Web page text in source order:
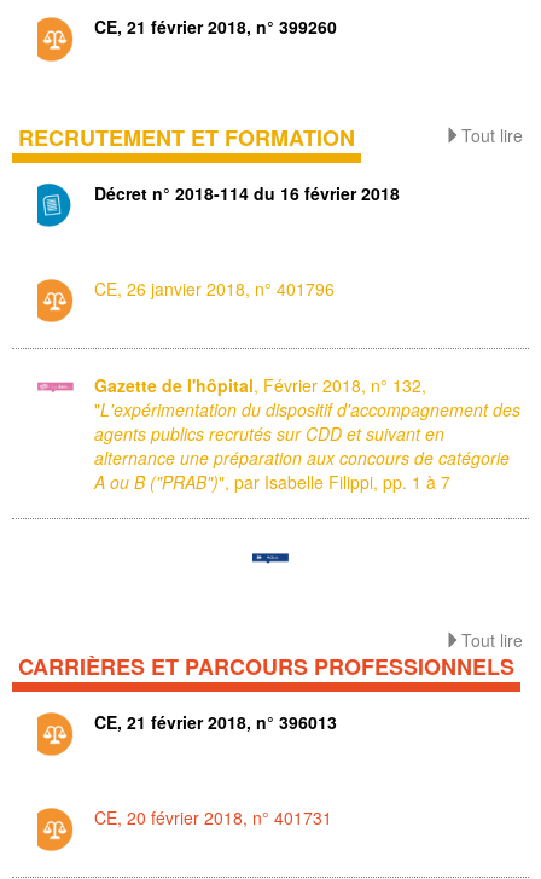
CE, 21 février 2018, n° 399260
Tout lire
RECRUTEMENT ET FORMATION
Décret n° 2018-114 du 16 février 2018
CE, 26 janvier 2018, n° 401796
Gazette de l'hôpital, Février 2018, n° 132,
"L'expérimentation du dispositif d'accompagnement des
agents publics recrutés sur CDD et suivant en
alternance une préparation aux concours de catégorie
A ou B ("PRAB")", par Isabelle Filippi, pp. 1 à 7
Tout lire
CARRIÈRES ET PARCOURS PROFESSIONNELS
CE, 21 février 2018, n° 396013
CE, 20 février 2018, n° 401731